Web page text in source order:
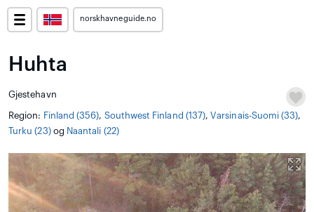
norskhavneguide.no
Huhta
Gjestehavn
Region: Finland (356), Southwest Finland (137),Varsinais-Suomi (33),
Turku (23)og Naantali (22)